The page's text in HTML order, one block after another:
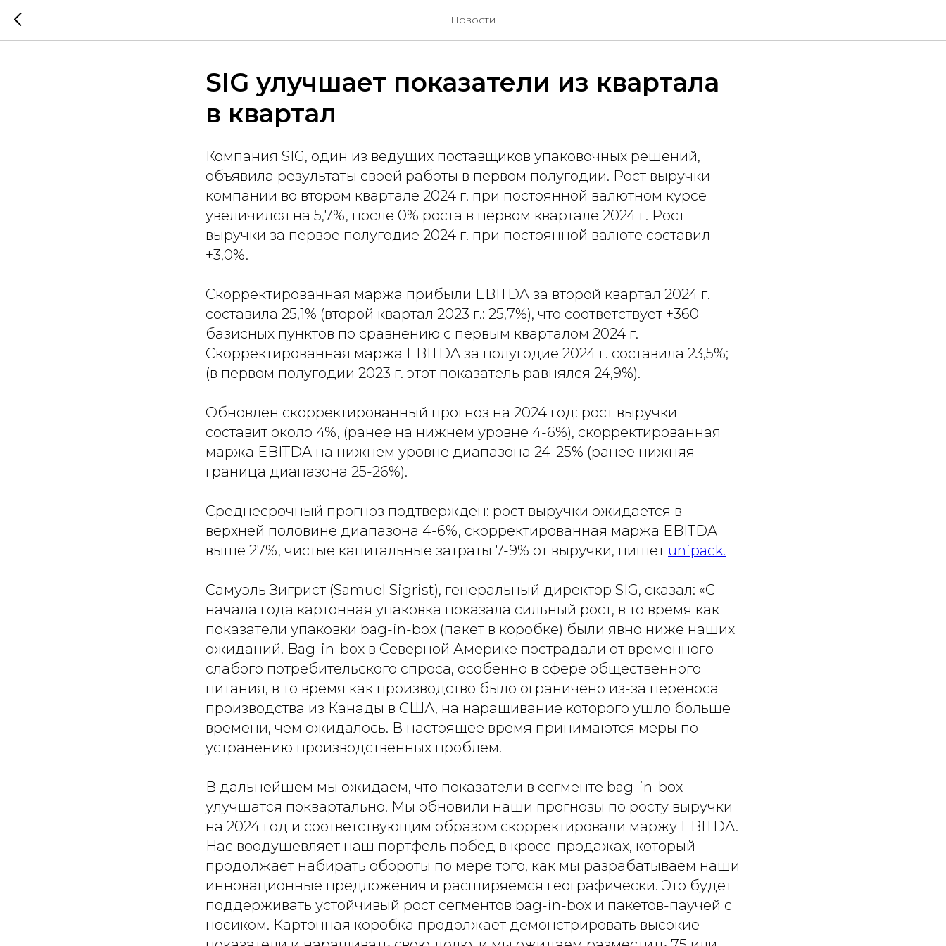
Новости
SIG улучшает показатели из квартала
в квартал
Компания SIG, один из ведущих поставщиков упаковочных решений,
объявила результаты своей работы в первом полугодии. Рост выручки
компании во втором квартале 2024 г. при постоянной валютном курсе
увеличился на 5,7%, после 0% роста в первом квартале 2024 г. Рост
выручки за первое полугодие 2024 г. при постоянной валюте составил
+3,0%.
Скорректированная маржа прибыли EBITDA за второй квартал 2024 г.
составила 25,1% (второй квартал 2023 г.: 25,7%), что соответствует +360
базисных пунктов по сравнению с первым кварталом 2024 г.
Скорректированная маржа EBITDA за полугодие 2024 г. составила 23,5%;
(в первом полугодии 2023 г. этот показатель равнялся 24,9%).
Обновлен скорректированный прогноз на 2024 год: рост выручки
составит около 4%, (ранее на нижнем уровне 4-6%), скорректированная
маржа EBITDA на нижнем уровне диапазона 24-25% (ранее нижняя
граница диапазона 25-26%).
Среднесрочный прогноз подтвержден: рост выручки ожидается в
верхней половине диапазона 4-6%, скорректированная маржа EBITDA
выше 27%, чистые капитальные затраты 7-9% от выручки, пишет unipack.
Самуэль Зигрист (Samuel Sigrist), генеральный директор SIG, сказал: «С
начала года картонная упаковка показала сильный рост, в то время как
показатели упаковки bag-in-box (пакет в коробке) были явно ниже наших
ожиданий. Bag-in-box в Северной Америке пострадали от временного
слабого потребительского спроса, особенно в сфере общественного
питания, в то время как производство было ограничено из-за переноса
производства из Канады в США, на наращивание которого ушло больше
времени, чем ожидалось. В настоящее время принимаются меры по
устранению производственных проблем.
В дальнейшем мы ожидаем, что показатели в сегменте bag-in-box
улучшатся поквартально. Мы обновили наши прогнозы по росту выручки
на 2024 год и соответствующим образом скорректировали маржу EBITDA.
Нас воодушевляет наш портфель побед в кросс-продажах, который
продолжает набирать обороты по мере того, как мы разрабатываем наши
инновационные предложения и расширяемся географически. Это будет
поддерживать устойчивый рост сегментов bag-in-box и пакетов-паучей с
носиком. Картонная коробка продолжает демонстрировать высокие